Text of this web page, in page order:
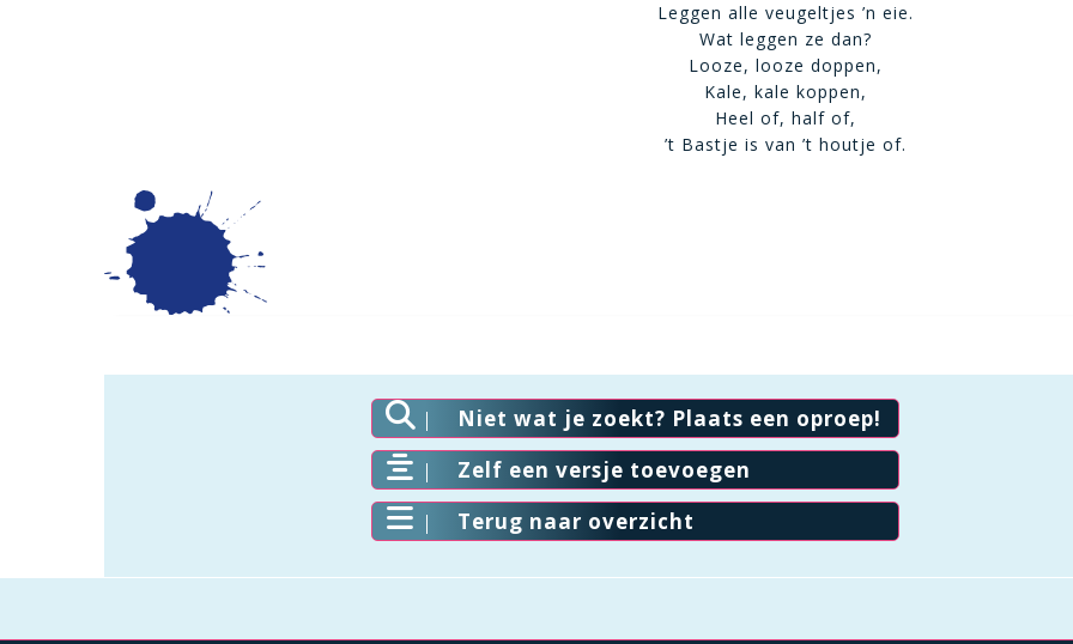
Leggen alle veugeltjes ’n eie.
Wat leggen ze dan?
Looze, looze doppen,
Kale, kale koppen,
Heel of, half of,
’t Bastje is van ’t houtje of.
Niet wat je zoekt? Plaats een oproep!
Zelf een versje toevoegen
Terug naar overzicht